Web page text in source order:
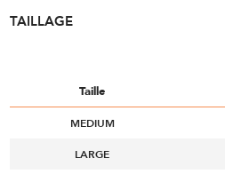
TAILLAGE
Taille
MEDIUM
LARGE